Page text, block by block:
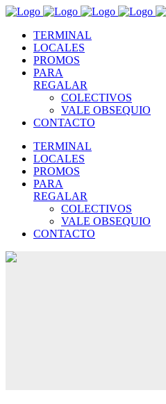
TERMINAL
LOCALES
PROMOS
PARA
REGALAR
COLECTIVOS
VALE OBSEQUIO
CONTACTO
TERMINAL
LOCALES
PROMOS
PARA
REGALAR
COLECTIVOS
VALE OBSEQUIO
CONTACTO